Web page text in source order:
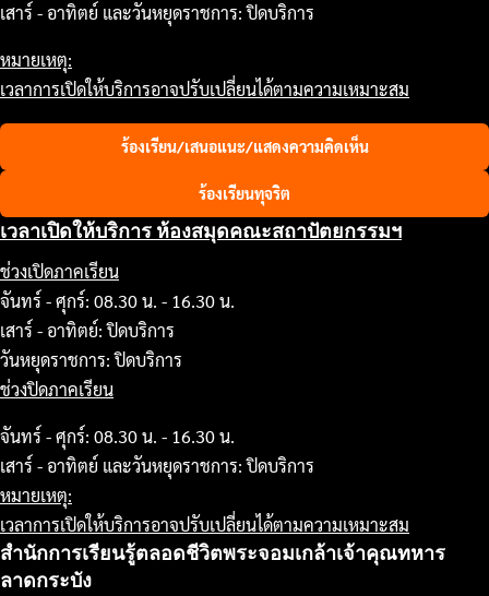
เสาร์ - อาทิตย์ และวันหยุดราชการ: ปิดบริการ
หมายเหตุ:
เวลาการเปิดให้บริการอาจปรับเปลี่ยนได้ตามความเหมาะสม
ร้องเรียน/เสนอแนะ/แสดงความคิดเห็น
ร้องเรียนทุจริต
เวลาเปิดให้บริการ ห้องสมุดคณะสถาปัตยกรรมฯ
ช่วงเปิดภาคเรียน
จันทร์ - ศุกร์: 08.30 น. - 16.30 น.
เสาร์ - อาทิตย์: ปิดบริการ
วันหยุดราชการ: ปิดบริการ
ช่วงปิดภาคเรียน
จันทร์ - ศุกร์: 08.30 น. - 16.30 น.
เสาร์ - อาทิตย์ และวันหยุดราชการ: ปิดบริการ
หมายเหตุ:
เวลาการเปิดให้บริการอาจปรับเปลี่ยนได้ตามความเหมาะสม
สำนักการเรียนรู้ตลอดชีวิตพระจอมเกล้าเจ้าคุณทหาร
ลาดกระบัง